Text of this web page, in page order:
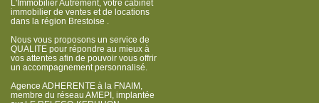
L'Immobilier Autrement, votre cabinet
immobilier de ventes et de locations
dans la région Brestoise .
Nous vous proposons un service de
QUALITE pour répondre au mieux à
vos attentes afin de pouvoir vous offrir
un accompagnement personnalisé.
Agence ADHERENTE à la FNAIM,
membre du réseau AMEPI, implantée